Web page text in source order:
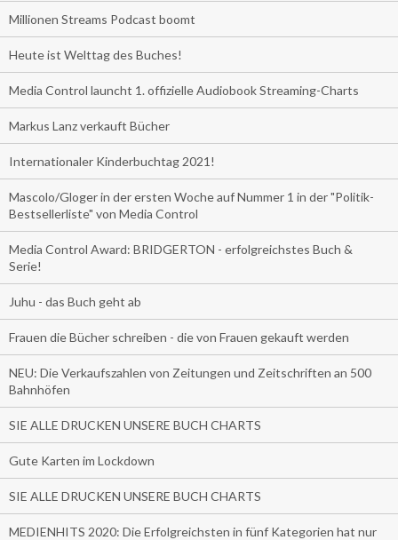
Millionen Streams Podcast boomt
Heute ist Welttag des Buches!
Media Control launcht 1. offizielle Audiobook Streaming-Charts
Markus Lanz verkauft Bücher
Internationaler Kinderbuchtag 2021!
Mascolo/Gloger in der ersten Woche auf Nummer 1 in der "Politik-
Bestsellerliste" von Media Control
Media Control Award: BRIDGERTON - erfolgreichstes Buch &
Serie!
Juhu - das Buch geht ab
Frauen die Bücher schreiben - die von Frauen gekauft werden
NEU: Die Verkaufszahlen von Zeitungen und Zeitschriften an 500
Bahnhöfen
SIE ALLE DRUCKEN UNSERE BUCH CHARTS
Gute Karten im Lockdown
SIE ALLE DRUCKEN UNSERE BUCH CHARTS
MEDIENHITS 2020: Die Erfolgreichsten in fünf Kategorien hat nur